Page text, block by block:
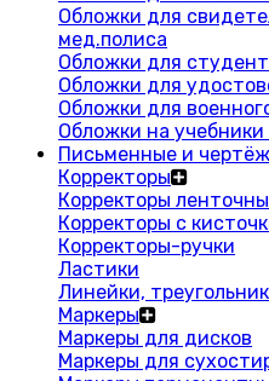
Обложки для
мед.полиса
Обложки для
Обложки для
Обложки для
Обложки на
Письменные и
Корректоры
Корректоры
Корректоры с
Корректоры-ручки
Ластики
Линейки,
Маркеры
Маркеры для дисков
Маркеры для